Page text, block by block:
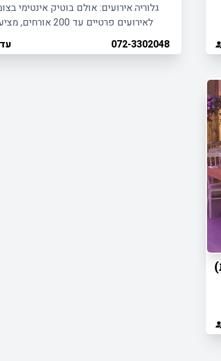
גלוריה אירועים: אולם בוטיק אינטימי
לאירועים פרטיים עד 200
יוקרתי, מטבח גורמה וחוויה072-3302048 עד 200